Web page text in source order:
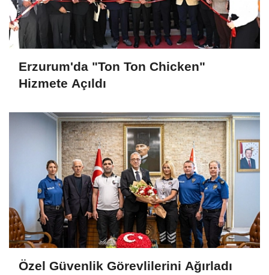
Erzurum'da "Ton Ton Chicken"
Hizmete Açıldı
Özel Güvenlik Görevlilerini Ağırladı